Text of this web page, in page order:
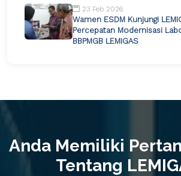
23 Feb 2026
Wamen ESDM Kunjungi
Percepatan Modernisasi
BBPMGB LEMIGAS
Anda Memiliki
Tentang